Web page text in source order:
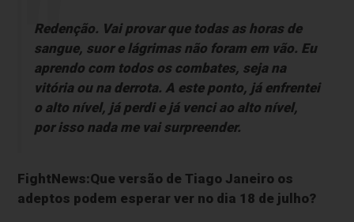
Redenção. Vai provar que todas as horas de
sangue, suor e lágrimas não foram em vão. Eu
aprendo com todos os combates, seja na
vitória ou na derrota. A este ponto, já enfrentei
o alto nível, já perdi e já venci ao alto nível,
por isso nada me vai surpreender.
FightNews:Que versão de Tiago Janeiro os
adeptos podem esperar ver no dia 18 de julho?